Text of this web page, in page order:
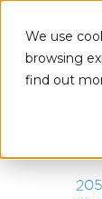
We use
browsing
find out